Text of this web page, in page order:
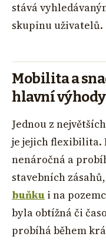
stává
skupinu uživatelů.
Mobilita a
hlavní výhody
Jednou z
je jejich flexibilita.
nenáročná a
stavebních
buňku i na
byla obtížná či
probíhá během